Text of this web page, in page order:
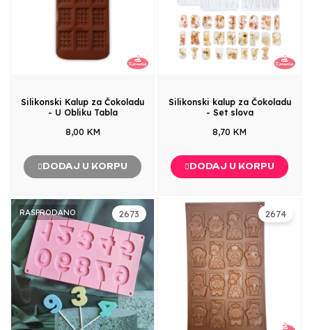
Silikonski Kalup za Čokoladu
- U Obliku Tabla
8,00 KM
DODAJ U KORPU
Silikonski kalup za Čokoladu
- Set slova
8,70 KM
DODAJ U KORPU
2673
RASPRODANO 2674